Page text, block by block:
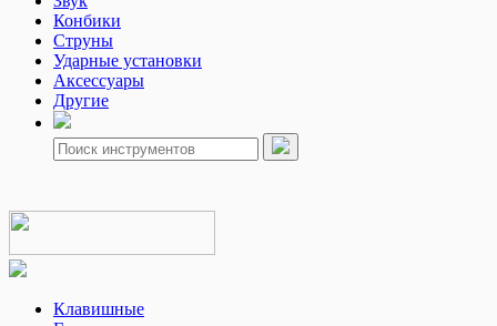
Конбики
Струны
Ударные установки
Аксессуары
Другие
Клавишные